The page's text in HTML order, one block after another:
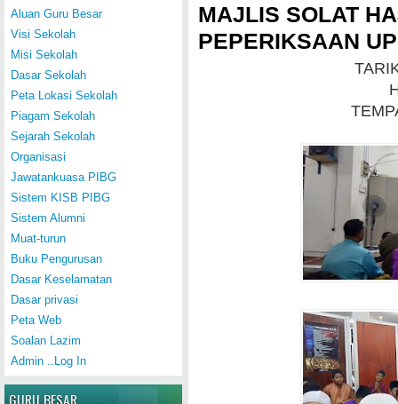
MAJLIS SOLAT
PEPERIKSAAN
Aluan Guru Besar
Visi Sekolah
Misi Sekolah
Dasar Sekolah
Peta Lokasi Sekolah
Piagam Sekolah
Sejarah Sekolah
Organisasi
Jawatankuasa PIBG
Sistem KISB PIBG
Sistem Alumni
Muat-turun
Buku Pengurusan
Dasar Keselamatan
Dasar privasi
Peta Web
Soalan Lazim
Admin ..Log In
GURU BESAR